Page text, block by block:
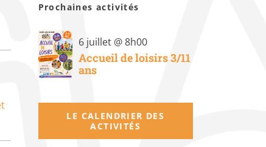
Prochaines activités
6 juillet @ 8h00
Accueil de loisirs 3/11
ans
LE CALENDRIER DES
ACTIVITÉS